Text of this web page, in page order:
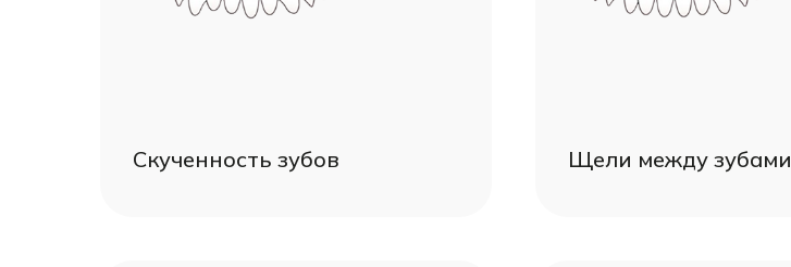
Скученность зубов Щели между зубами